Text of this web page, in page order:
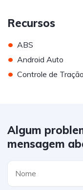
Recursos
• ABS
• Android Auto
• Controle de Tração
Algum
mensagem